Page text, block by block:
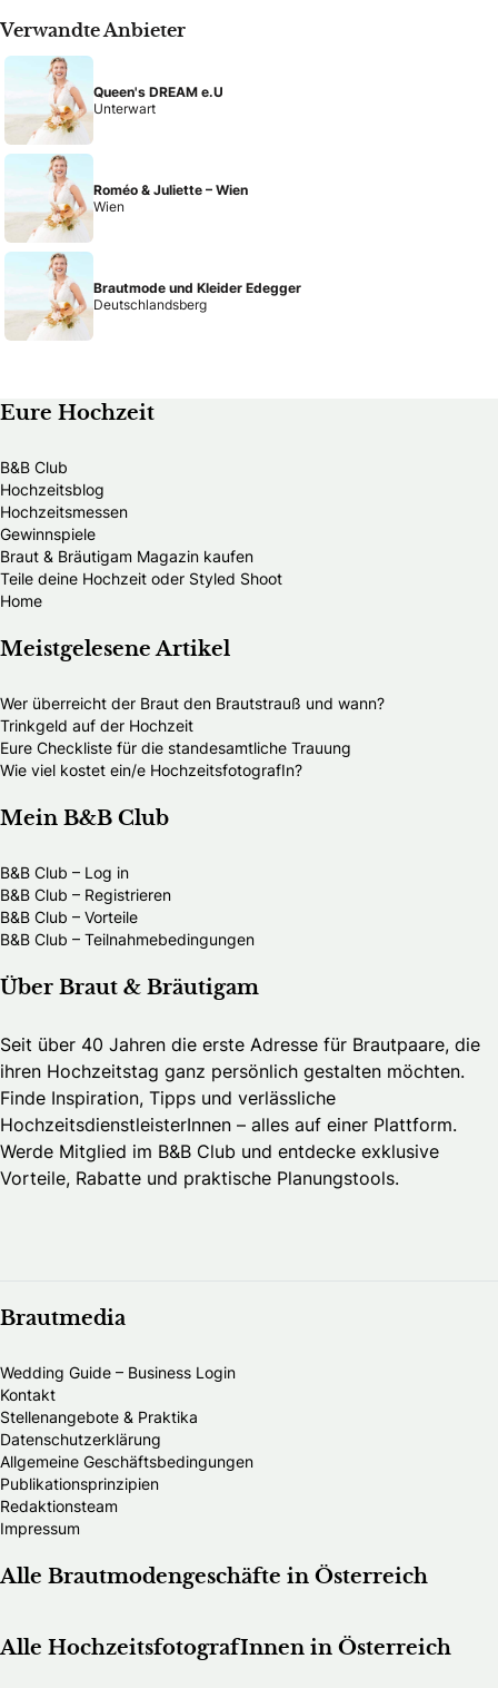
Verwandte Anbieter
Queen's DREAM e.U
Unterwart
Roméo & Juliette – Wien
Wien
Brautmode und Kleider Edegger
Deutschlandsberg
Eure Hochzeit
B&B Club
Hochzeitsblog
Hochzeitsmessen
Gewinnspiele
Braut & Bräutigam Magazin kaufen
Teile deine Hochzeit oder Styled Shoot
Home
Meistgelesene Artikel
Wer überreicht der Braut den Brautstrauß und wann?
Trinkgeld auf der Hochzeit
Eure Checkliste für die standesamtliche Trauung
Wie viel kostet ein/e HochzeitsfotografIn?
Mein B&B Club
B&B Club – Log in
B&B Club – Registrieren
B&B Club – Vorteile
B&B Club – Teilnahmebedingungen
Über Braut & Bräutigam
Seit über 40 Jahren die erste Adresse für Brautpaare, die
ihren Hochzeitstag ganz persönlich gestalten möchten.
Finde Inspiration, Tipps und verlässliche
HochzeitsdienstleisterInnen – alles auf einer Plattform.
Werde Mitglied im B&B Club und entdecke exklusive
Vorteile, Rabatte und praktische Planungstools.
Brautmedia
Wedding Guide – Business Login
Kontakt
Stellenangebote & Praktika
Datenschutzerklärung
Allgemeine Geschäftsbedingungen
Publikationsprinzipien
Redaktionsteam
Impressum
Alle Brautmodengeschäfte in Österreich
Alle HochzeitsfotografInnen in Österreich